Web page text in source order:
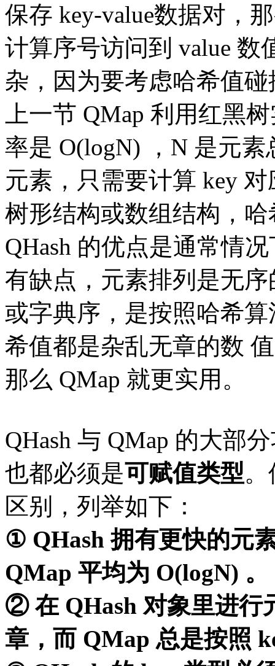
保存 key-value数据对，
计算序号访问到 value
杂，因为要考虑哈希值
上一节 QMap 利用红黑
率是 O(logN) ，N 是元素
元素，只需要计算 key
树形结构或数组结构，
QHash 的优点是通常情
有缺点，元素排列是无
或字典序，是按照哈希
希值都是杂乱无章的数
那么 QMap 就更实用。
QHash 与 QMap 的大部
也都必须是可赋值类型。
区别，列举如下：
① QHash 拥有更快的元
QMap 平均为 O(logN) 。
② 在 QHash 对象里进行
章，而 QMap 总是按照